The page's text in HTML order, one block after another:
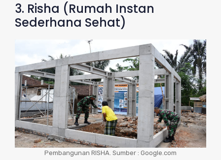
3. Risha (Rumah Instan
Sederhana Sehat)
Pembangunan RISHA. Sumber : Google.com